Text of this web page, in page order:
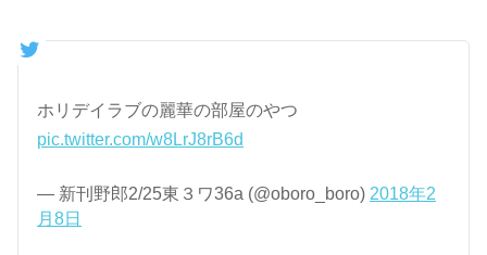
ホリデイラブの麗華の部屋のやつ
pic.twitter.com/w8LrJ8rB6d
— 新刊野郎2/25東３ワ36a (@oboro_boro) 2018年2
月8日